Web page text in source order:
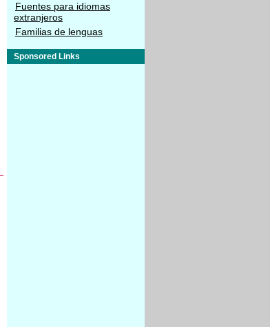
Fuentes para idiomas
extranjeros
Familias de lenguas
Sponsored Links